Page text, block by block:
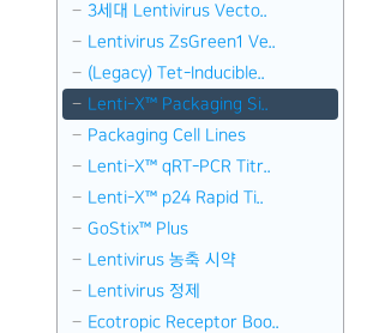
3세대 Lentivirus Vecto..
Lentivirus ZsGreen1 Ve..
(Legacy) Tet-Inducible..
Lenti-X™ Packaging Si..
Packaging Cell Lines
Lenti-X™ qRT-PCR Titr..
Lenti-X™ p24 Rapid Ti..
GoStix™ Plus
Lentivirus 농축 시약
Lentivirus 정제
Ecotropic Receptor Boo..